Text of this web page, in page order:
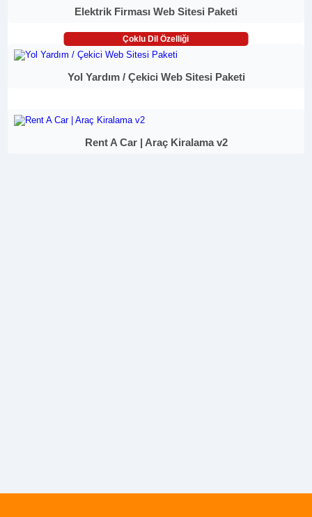
Elektrik Firması Web Sitesi Paketi
Çoklu Dil Özelliği
Yol Yardım / Çekici Web Sitesi Paketi
Rent A Car | Araç Kiralama v2